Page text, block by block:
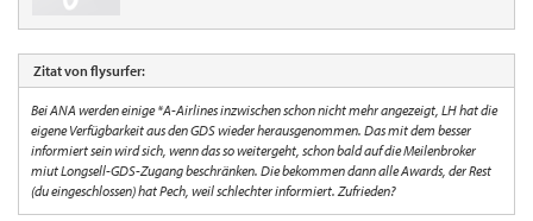
Zitat von flysurfer:
Bei ANA werden einige *A-Airlines inzwischen schon nicht mehr angezeigt, LH hat die
eigene Verfügbarkeit aus den GDS wieder herausgenommen. Das mit dem besser
informiert sein wird sich, wenn das so weitergeht, schon bald auf die Meilenbroker
miut Longsell-GDS-Zugang beschränken. Die bekommen dann alle Awards, der Rest
(du eingeschlossen) hat Pech, weil schlechter informiert. Zufrieden?